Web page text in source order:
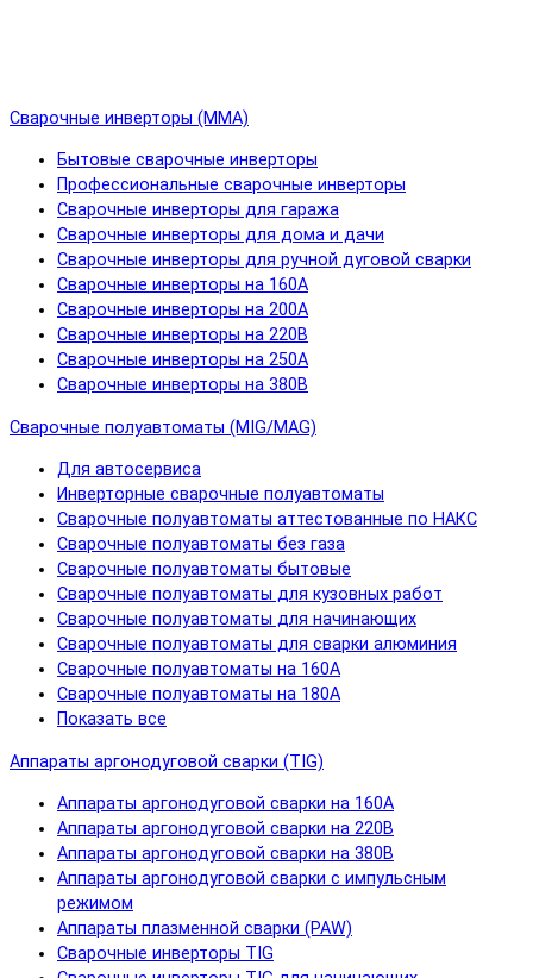
Сварочные инверторы (MMA)
Бытовые сварочные инверторы
Профессиональные сварочные инверторы
Сварочные инверторы для гаража
Сварочные инверторы для дома и дачи
Сварочные инверторы для ручной дуговой сварки
Сварочные инверторы на 160А
Сварочные инверторы на 200А
Сварочные инверторы на 220В
Сварочные инверторы на 250А
Сварочные инверторы на 380В
Сварочные полуавтоматы (MIG/MAG)
Для автосервиса
Инверторные сварочные полуавтоматы
Сварочные полуавтоматы аттестованные по НАКС
Сварочные полуавтоматы без газа
Сварочные полуавтоматы бытовые
Сварочные полуавтоматы для кузовных работ
Сварочные полуавтоматы для начинающих
Сварочные полуавтоматы для сварки алюминия
Сварочные полуавтоматы на 160А
Сварочные полуавтоматы на 180А
Показать все
Аппараты аргонодуговой сварки (TIG)
Аппараты аргонодуговой сварки на 160А
Аппараты аргонодуговой сварки на 220В
Аппараты аргонодуговой сварки на 380В
Аппараты аргонодуговой сварки с импульсным
режимом
Аппараты плазменной сварки (PAW)
Сварочные инверторы TIG